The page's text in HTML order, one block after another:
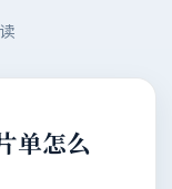
单怎么